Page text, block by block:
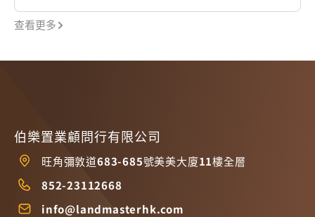
查看更多
伯樂置業顧問行有限公司
旺角彌敦道683-685號美美大廈11樓全層
852-23112668
info@landmasterhk.com